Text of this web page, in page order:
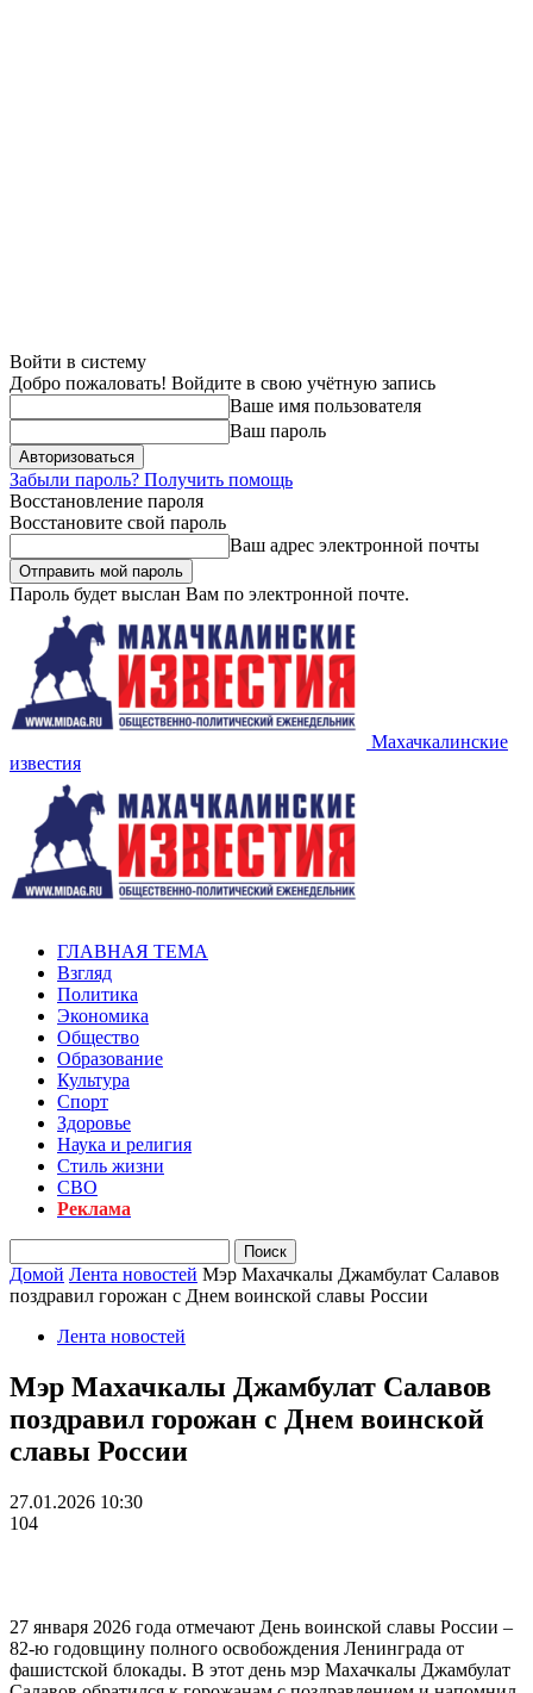
Войти в систему
Добро пожаловать! Войдите в свою учётную запись
Ваше имя пользователя
Ваш пароль
Забыли пароль? Получить помощь
Восстановление пароля
Восстановите свой пароль
Ваш адрес электронной почты
Пароль будет выслан Вам по электронной почте.
Махачкалинские
известия
ГЛАВНАЯ ТЕМА
Взгляд
Политика
Экономика
Общество
Образование
Культура
Спорт
Здоровье
Наука и религия
Стиль жизни
СВО
Реклама
Домой Лента новостей Мэр Махачкалы Джамбулат Салавов
поздравил горожан с Днем воинской славы России
Лента новостей
Мэр Махачкалы Джамбулат Салавов
поздравил горожан с Днем воинской
славы России
27.01.2026 10:30
104
27 января 2026 года отмечают День воинской славы России –
82-ю годовщину полного освобождения Ленинграда от
фашистской блокады. В этот день мэр Махачкалы Джамбулат